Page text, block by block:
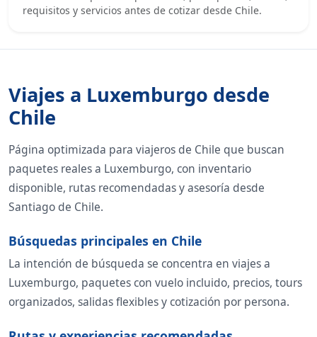
requisitos y servicios antes de cotizar desde Chile.
Viajes a Luxemburgo desde
Chile
Página optimizada para viajeros de Chile que buscan
paquetes reales a Luxemburgo, con inventario
disponible, rutas recomendadas y asesoría desde
Santiago de Chile.
Búsquedas principales en Chile
La intención de búsqueda se concentra en viajes a
Luxemburgo, paquetes con vuelo incluido, precios, tours
organizados, salidas flexibles y cotización por persona.